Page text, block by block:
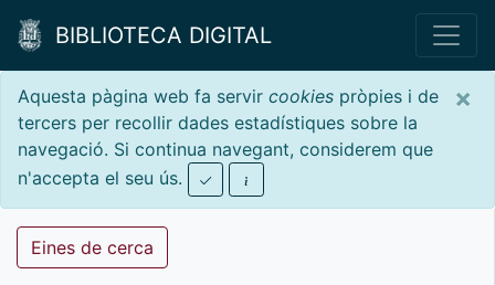
BIBLIOTECA DIGITAL
×
Aquesta pàgina web fa servir cookies pròpies i de
tercers per recollir dades estadístiques sobre la
navegació. Si continua navegant, considerem que
n'accepta el seu ús.
Eines de cerca